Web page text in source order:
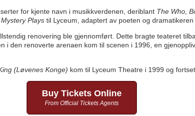
for kjente navn i musikkverdenen, deriblant The Who,
Plays til Lyceum, adaptert av poeten og dramatikeren
renovering ble gjennomført. Dette bragte teateret
i den renoverte arenaen kom til scenen i 1996, en
(Løvenes Konge) kom til Lyceum Theatre i 1999 og
Buy Tickets Online
From Official Tickets Agents